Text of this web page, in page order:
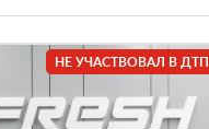
НЕ УЧАСТВОВАЛ В ДТП